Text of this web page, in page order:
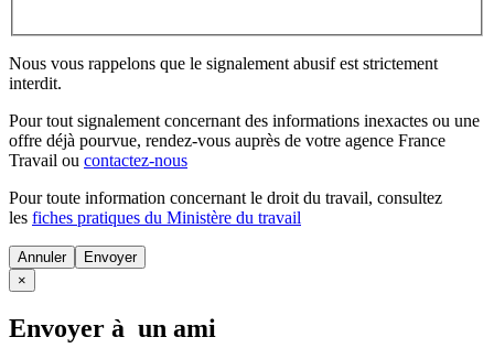
Nous vous rappelons que le signalement abusif est strictement
interdit.
Pour tout signalement concernant des informations inexactes ou une
offre déjà pourvue, rendez-vous auprès de votre agence France
Travail ou contactez-nous
Pour toute information concernant le droit du travail, consultez
les fiches pratiques du Ministère du travail
Annuler
×
Envoyer à un ami